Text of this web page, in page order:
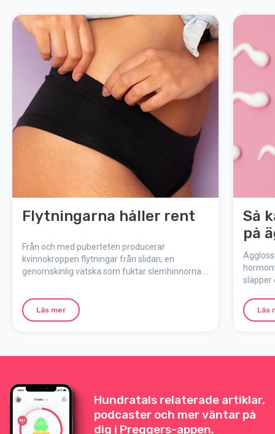
Flytningarna håller rent
Från och med puberteten producerar
kvinnokroppen flytningar från slidan, en
genomskinlig vätska som fuktar slemhinnorna.
hålla underlivet rent och skyddat.
Läs mer
Så
på
släpper
vilken
bli
Läs
Hundratals relaterade artiklar,
podcaster och mer väntar på
dig i Preggers-appen.